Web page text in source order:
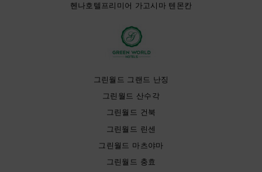
헨나호텔프리미어 가고시마 텐몬칸
그린월드 그랜드 난징
그린월드 산수각
그린월드 건북
그린월드 린센
그린월드 마츠야마
그린월드 충효